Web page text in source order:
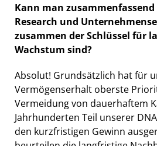
Kann man zusammenfassend
Research und
zusammen der Schlüssel für
Wachstum sind?
Absolut! Grundsätzlich hat für
Vermögenserhalt oberste
Vermeidung von dauerhaftem
Jahrhunderten Teil unserer
den kurzfristigen Gewinn